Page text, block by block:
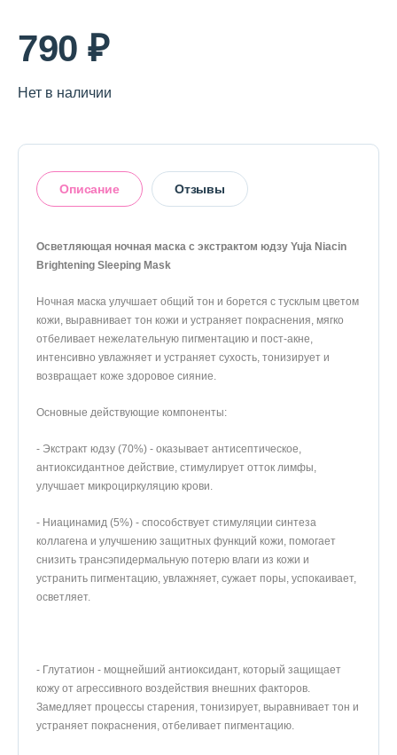
790 ₽
Нет в наличии
Описание Отзывы
Осветляющая ночная маска с экстрактом юдзу Yuja Niacin
Brightening Sleeping Mask
Ночная маска улучшает общий тон и борется с тусклым цветом
кожи, выравнивает тон кожи и устраняет покраснения, мягко
отбеливает нежелательную пигментацию и пост-акне,
интенсивно увлажняет и устраняет сухость, тонизирует и
возвращает коже здоровое сияние.
Основные действующие компоненты:
- Экстракт юдзу (70%) - оказывает антисептическое,
антиоксидантное действие, стимулирует отток лимфы,
улучшает микроциркуляцию крови.
- Ниацинамид (5%) - способствует стимуляции синтеза
коллагена и улучшению защитных функций кожи, помогает
снизить трансэпидермальную потерю влаги из кожи и
устранить пигментацию, увлажняет, сужает поры, успокаивает,
осветляет.
- Глутатион - мощнейший антиоксидант, который защищает
кожу от агрессивного воздействия внешних факторов.
Замедляет процессы старения, тонизирует, выравнивает тон и
устраняет покраснения, отбеливает пигментацию.